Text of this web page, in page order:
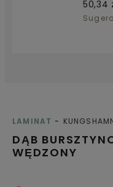
50,34
DĄB
WĘDZONY
LAMINAT